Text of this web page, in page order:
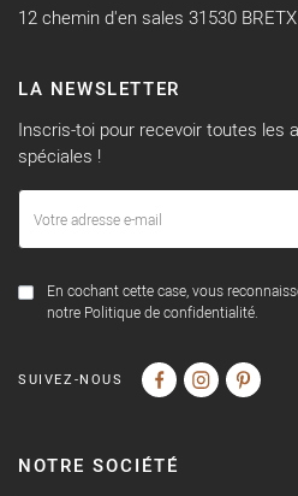
12 chemin d'en sales 31530 BRETX
LA NEWSLETTER
Inscris-toi pour recevoir toutes les
spéciales !
En cochant cette case, vous
notre Politique de confidentialité.
SUIVEZ-NOUS
NOTRE SOCIÉTÉ